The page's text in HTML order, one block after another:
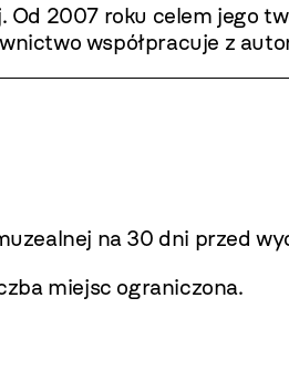
2007 roku celem jego
współpracuje z
na 30 dni przed
miejsc ograniczona.